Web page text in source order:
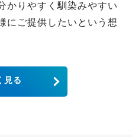
かりやすく馴染みやすい
にご提供したいという想
見る